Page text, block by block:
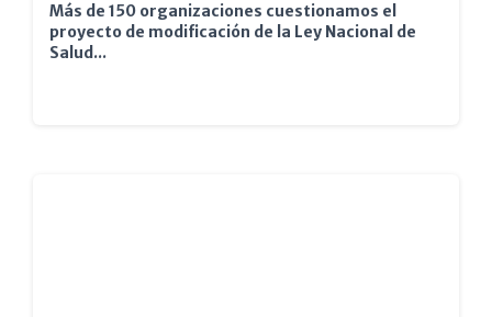
Más de 150 organizaciones cuestionamos el
proyecto de modificación de la Ley Nacional de
Salud...